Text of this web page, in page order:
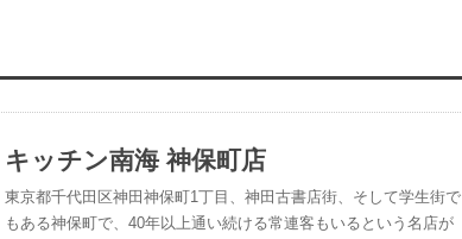
キッチン南海 神保町店
東京都千代田区神田神保町1丁目、神田古書店街、そして学生街で
もある神保町で、40年以上通い続ける常連客もいるという名店が